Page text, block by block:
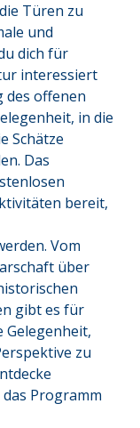
Türen zu
und
dich für
interessiert
des offenen
in die
Schätze
Das
bereit,
Vom
über
gibt es für
Gelegenheit,
zu
Programm